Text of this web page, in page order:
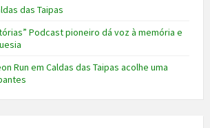
das Taipas
Podcast pioneiro dá voz à memória e
Run em Caldas das Taipas acolhe uma